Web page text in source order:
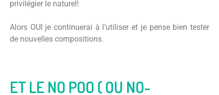
privilégier le naturel!
Alors OUI je continuerai à l’utiliser et je pense bien tester
de nouvelles compositions.
ET LE NO POO ( OU NO-